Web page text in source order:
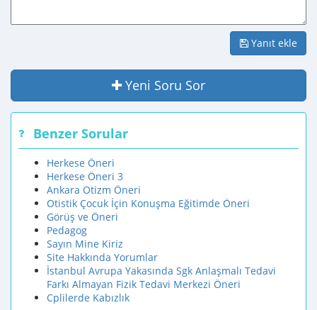
Yanıt ekle
Yeni Soru Sor
Benzer Sorular
Herkese Öneri
Herkese Öneri 3
Ankara Otizm Öneri
Otistik Çocuk İçin Konuşma Eğitimde Öneri
Görüş ve Öneri
Pedagog
Sayın Mine Kiriz
Site Hakkında Yorumlar
İstanbul Avrupa Yakasında Sgk Anlaşmalı Tedavi
Farkı Almayan Fizik Tedavi Merkezi Öneri
Cplilerde Kabızlık